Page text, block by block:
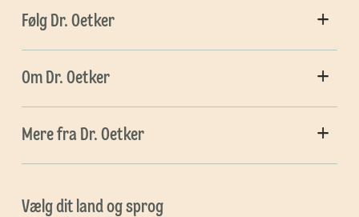
Følg Dr. Oetker
Om Dr. Oetker
Mere fra Dr. Oetker
Vælg dit land og sprog